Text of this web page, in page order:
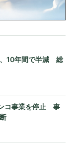
10年間で半減 総
コ事業を停止 事